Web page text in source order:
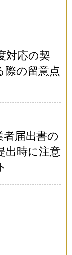
対応の契
際の留意点
者届出書の
出時に注意